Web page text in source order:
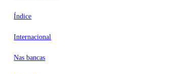
Índice
Internacional
Nas bancas